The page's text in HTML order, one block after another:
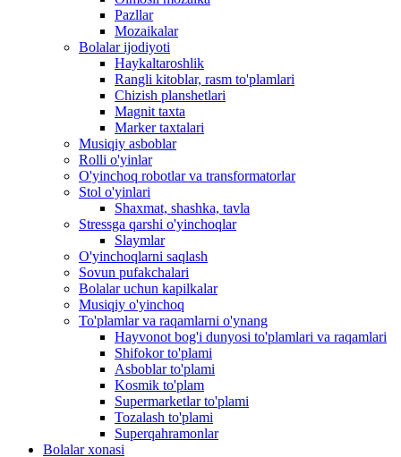
Pazllar
Mozaikalar
Bolalar ijodiyoti
Haykaltaroshlik
Rangli kitoblar, rasm to'plamlari
Chizish planshetlari
Magnit taxta
Marker taxtalari
Musiqiy asboblar
Rolli o'yinlar
O'yinchoq robotlar va transformatorlar
Stol o'yinlari
Shaxmat, shashka, tavla
Stressga qarshi o'yinchoqlar
Slaymlar
O'yinchoqlarni saqlash
Sovun pufakchalari
Bolalar uchun kapilkalar
Musiqiy o'yinchoq
To'plamlar va raqamlarni o'ynang
Hayvonot bog'i dunyosi to'plamlari va raqamlari
Shifokor to'plami
Asboblar to'plami
Kosmik to'plam
Supermarketlar to'plami
Tozalash to'plami
Superqahramonlar
Bolalar xonasi